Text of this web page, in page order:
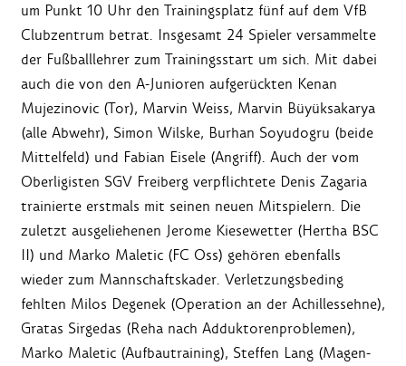
um Punkt 10 Uhr den Trainingsplatz fünf auf dem VfB
Clubzentrum betrat. Insgesamt 24 Spieler versammelte
der Fußballlehrer zum Trainingsstart um sich. Mit dabei
auch die von den A-Junioren aufgerückten Kenan
Mujezinovic (Tor), Marvin Weiss, Marvin Büyüksakarya
(alle Abwehr), Simon Wilske, Burhan Soyudogru (beide
Mittelfeld) und Fabian Eisele (Angriff). Auch der vom
Oberligisten SGV Freiberg verpflichtete Denis Zagaria
trainierte erstmals mit seinen neuen Mitspielern. Die
zuletzt ausgeliehenen Jerome Kiesewetter (Hertha BSC
II) und Marko Maletic (FC Oss) gehören ebenfalls
wieder zum Mannschaftskader. Verletzungsbeding
fehlten Milos Degenek (Operation an der Achillessehne),
Gratas Sirgedas (Reha nach Adduktorenproblemen),
Marko Maletic (Aufbautraining), Steffen Lang (Magen-